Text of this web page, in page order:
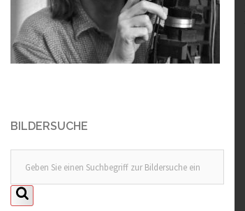
BILDERSUCHE